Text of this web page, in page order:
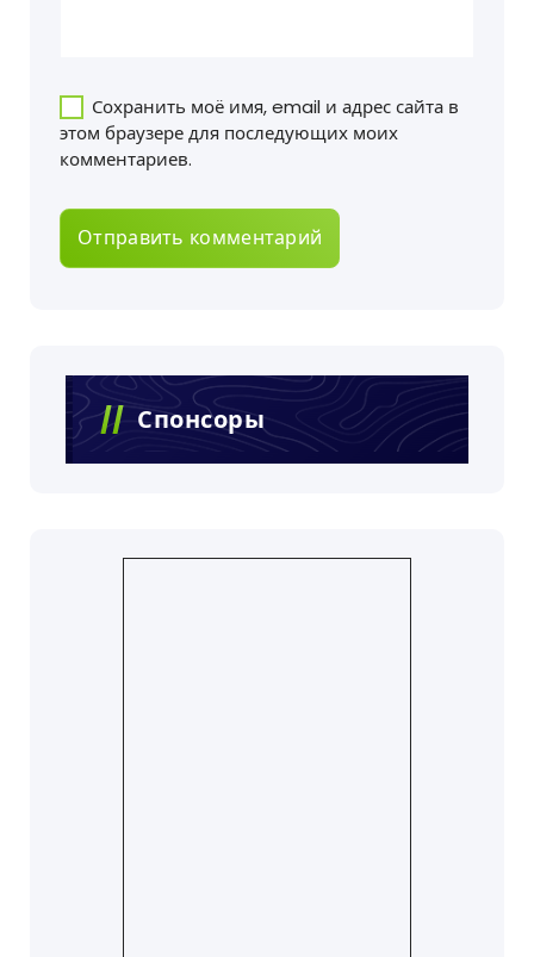
Сохранить моё имя, email и адрес сайта в
этом браузере для последующих моих
комментариев.
Спонсоры